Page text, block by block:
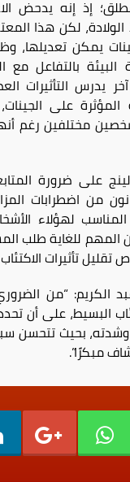
إذ إنه يدحض
الولادة، لكن هذا
يمكن تعديلها،
بالتفاعل مع
يدرس التأثيرات
المؤثرة على
مختلفين رغم
على ضرورة
من اضطرابات
لهؤلاء
للغاية طلب
تأثيرات
الكريم: “من
البسيط، على أن
بحيث تتحسن
مبكرًا”.